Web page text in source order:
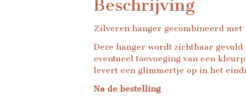
Beschrijving
Zilveren hanger gecombineerd met
Deze hanger wordt zichtbaar
eventueel toevoeging van een
levert een glimmertje op in het
Na de bestelling